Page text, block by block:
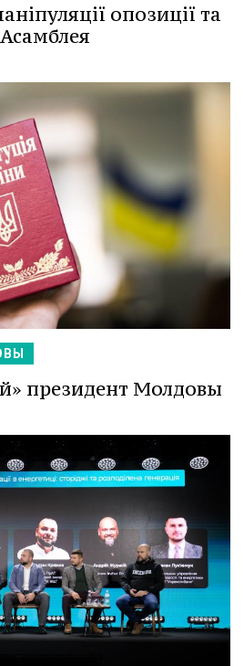
опозиції та
президент Молдовы